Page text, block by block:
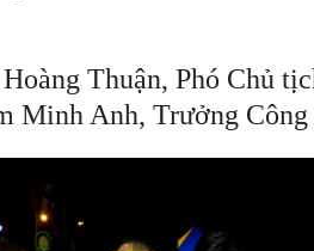
Thuận, Phó Chủ
Minh Anh, Trưởng Công